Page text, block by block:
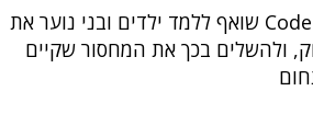
הסטארט-אפ Codemonkey שואף ללמד ילדים ובני נוער את
ולהשלים בכך את המחסור שקיים